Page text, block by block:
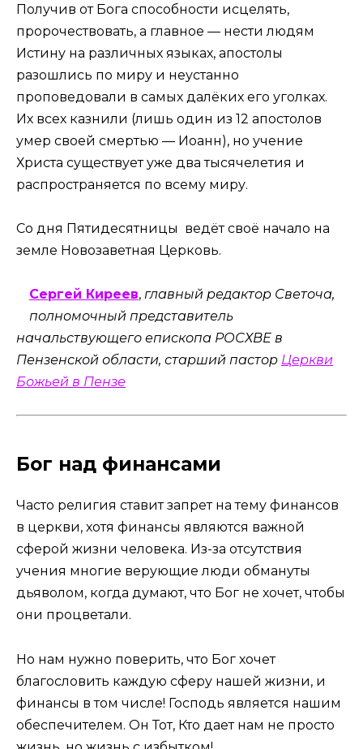
Получив от Бога способности исцелять,
пророчествовать, а главное — нести людям
Истину на различных языках, апостолы
разошлись по миру и неустанно
проповедовали в самых далёких его уголках.
Их всех казнили (лишь один из 12 апостолов
умер своей смертью — Иоанн), но учение
Христа существует уже два тысячелетия и
распространяется по всему миру.
Со дня Пятидесятницы ведёт своё начало на
земле Новозаветная Церковь.
Сергей Киреев, главный редактор Светоча,
полномочный представитель
начальствующего епископа РОСХВЕ в
Пензенской области, старший пастор Церкви
Божьей в Пензе
Бог над финансами
Часто религия ставит запрет на тему финансов
в церкви, хотя финансы являются важной
сферой жизни человека. Из-за отсутствия
учения многие верующие люди обмануты
дьяволом, когда думают, что Бог не хочет, чтобы
они процветали.
Но нам нужно поверить, что Бог хочет
благословить каждую сферу нашей жизни, и
финансы в том числе! Господь является нашим
обеспечителем. Он Тот, Кто дает нам не просто